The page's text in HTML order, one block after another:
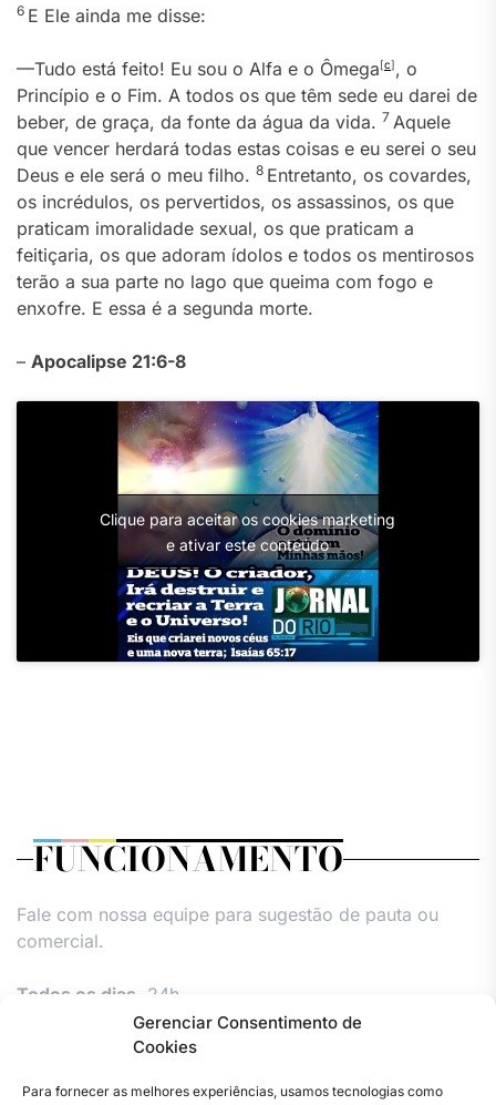
Gerenciar Consentimento de
Cookies
Para fornecer as melhores experiências, usamos tecnologias como
6 E Ele ainda me disse:
—Tudo está feito! Eu sou o Alfa e o Ômega[c], o
Princípio e o Fim. A todos os que têm sede eu darei de
beber, de graça, da fonte da água da vida. 7 Aquele
que vencer herdará todas estas coisas e eu serei o seu
Deus e ele será o meu filho. 8 Entretanto, os covardes,
os incrédulos, os pervertidos, os assassinos, os que
praticam imoralidade sexual, os que praticam a
feitiçaria, os que adoram ídolos e todos os mentirosos
terão a sua parte no lago que queima com fogo e
enxofre. E essa é a segunda morte.
– Apocalipse 21:6-8
Clique para aceitar os cookies marketing
e ativar este conteúdo
FUNCIONAMENTO
Fale com nossa equipe para sugestão de pauta ou
comercial.
Todos os dias, 24h.